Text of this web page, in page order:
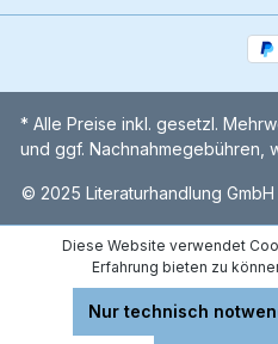
* Alle Preise inkl. gesetzl.
und ggf. Nachnahmegebühren,
© 2025 Literaturhandlung
Diese Website verwendet
Erfahrung bieten zu
Nur technisch